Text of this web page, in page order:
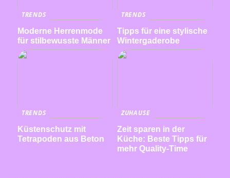
TRENDS
Moderne Herrenmode
für stilbewusste Männer
TRENDS
Tipps für eine stylische
Wintergaderobe
TRENDS
Küstenschutz mit
Tetrapoden aus Beton
ZUHAUSE
Zeit sparen in der
Küche: Beste Tipps für
mehr Quality-Time